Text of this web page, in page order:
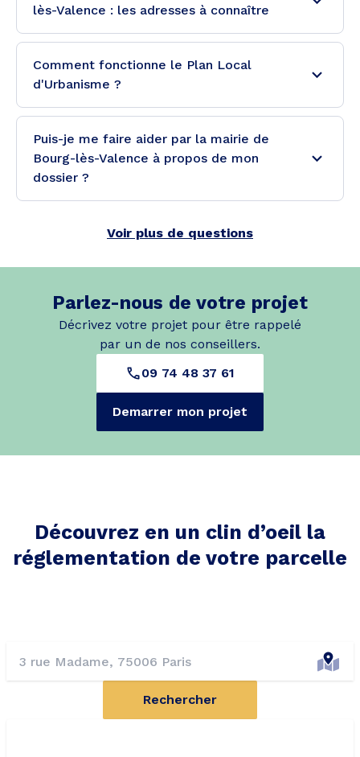
lès-Valence : les adresses à connaître
Comment fonctionne le Plan Local
d'Urbanisme ?
Puis-je me faire aider par la mairie de
Bourg-lès-Valence à propos de mon
dossier ?
Voir plus de questions
Parlez-nous de votre projet
Décrivez votre projet pour être rappelé
par un de nos conseillers.
09 74 48 37 61
Demarrer mon projet
Découvrez en un clin d’oeil la
réglementation de votre parcelle
Rechercher